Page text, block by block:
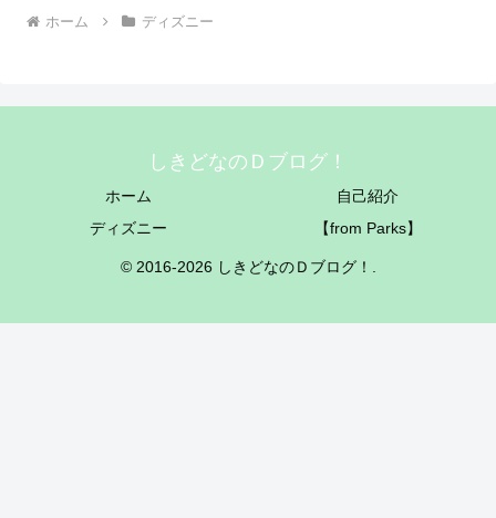
ホーム ディズニー
しきどなのＤブログ！
ホーム
自己紹介
ディズニー
【from Parks】
© 2016-2026 しきどなのＤブログ！.